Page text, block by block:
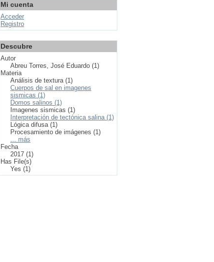
Mi cuenta
Acceder
Registro
Descubre
Autor
Abreu Torres, José Eduardo (1)
Materia
Análisis de textura (1)
Cuerpos de sal en imagenes
sismicas (1)
Domos salinos (1)
Imagenes sismicas (1)
Interpretación de tectónica salina (1)
Lógica difusa (1)
Procesamiento de imágenes (1)
... más
Fecha
2017 (1)
Has File(s)
Yes (1)